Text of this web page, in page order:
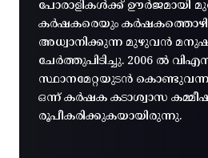
പോരാളികൾക്ക് ഊർജമായി
കർഷകരെയും
അധ്വാനിക്കുന്ന മുഴുവൻ
ചേർത്തുപിടിച്ചു. 2006 ൽ
സ്ഥാനമേറ്റയുടൻ കൊണ്ടുവന്ന
ഒന്ന് കർഷക കടാശ്വാസ
രൂപീകരിക്കുകയായിരുന്നു.